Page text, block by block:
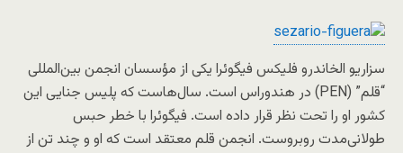
سزاریو الخاندرو فلیکس فیگوئرا یکی از مؤسسان انجمن بین‌المللی
“قلم” (PEN) در هندوراس است. سال‌هاست که پلیس جنایی این
کشور او را تحت نظر قرار داده است. فیگوئرا با خطر حبس
طولانی‌مدت روبروست. انجمن قلم معتقد است که او و چند تن از